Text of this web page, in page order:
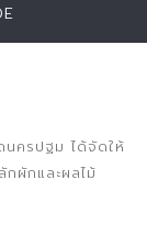
ครปฐม ได้จัดให้
ผักและผลไม้